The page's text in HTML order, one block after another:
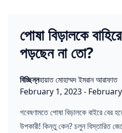
পোষা বিড়ালকে
পড়ছেন না তো?
Posted in
বিচ্ছিন্নPosted by
হায়াত মোহাম্মদ ইমরান আরাফাত
Published on:
February 1, 2023- Last
গবেষণামতে পোষা বিড়ালকে বাইরে বের
উপকারী! কিন্তু কেন? চলুন বিস্তারিত